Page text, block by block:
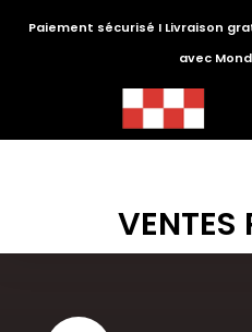
Paiement sécurisé I Livraison
avec
VENTES